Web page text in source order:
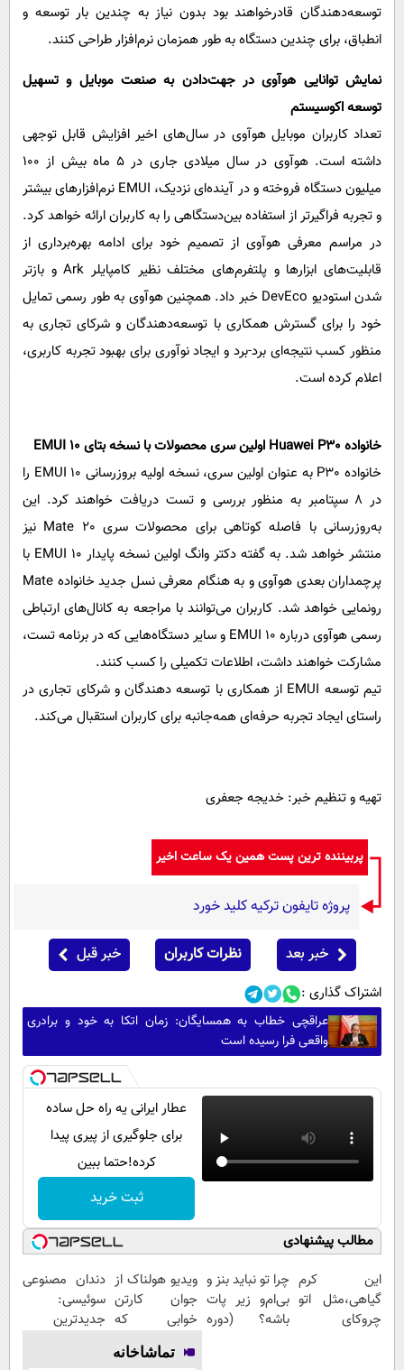
توسعه‌دهندگان قادرخواهند بود بدون نیاز به چندین بار توسعه و
انطباق، برای چندین دستگاه به طور همزمان نرم‌افزار طراحی کنند.
نمایش توانایی هوآوی در جهت‌دادن به صنعت موبایل و تسهیل
توسعه اکوسیستم
تعداد کاربران موبایل هوآوی در‌ سال‌های اخیر افزایش قابل توجهی
داشته است. هوآوی در سال میلادی جاری در 5 ماه بیش از 100
میلیون دستگاه فروخته و در آینده‌ای نزدیک، EMUI نرم‌افزارهای بیشتر
و تجربه فراگیرتر از استفاده بین‌‌دستگاهی را به کاربران ارائه خواهد کرد.
در مراسم معرفی هوآوی از تصمیم خود برای ادامه بهره‌برداری از
قابلیت‌های ابزارها و پلتفرم‌های مختلف نظیر کامپایلر Ark و بازتر
شدن استودیو DevEco خبر داد. همچنین هوآوی به طور رسمی تمایل
خود را برای گسترش‌ همکاری با توسعه‌دهندگان و شرکای تجاری به
منظور کسب نتیجه‌ای برد-برد و ایجاد نوآوری‌ برای بهبود تجربه کاربری،
اعلام کرده است.
خانواده Huawei P30 اولین سری محصولات با نسخه بتای EMUI 10
خانواده P30 به عنوان اولین سری، نسخه اولیه بروزرسانی EMUI 10 را
در 8 سپتامبر به منظور بررسی و تست دریافت خواهند کرد. این
به‌روزرسانی با فاصله کوتاهی برای محصولات سری Mate 20 نیز
منتشر خواهد شد. به گفته دکتر وانگ اولین نسخه پایدار EMUI 10 با
پرچمداران بعدی هوآوی و به هنگام معرفی نسل جدید خانواده Mate
رونمایی خواهد شد. کاربران می‌توانند با مراجعه به کانال‌های ارتباطی
رسمی هوآوی درباره EMUI 10 و سایر دستگاه‌هایی که در برنامه تست،
مشارکت خواهند داشت، اطلاعات تکمیلی را کسب کنند.
تیم توسعه EMUI از همکاری با توسعه دهندگان و شرکای تجاری در
راستای ایجاد تجربه‌ حرفه‌ای همه‌جانبه برای کاربران استقبال می‌کند.
تهیه و تنظیم خبر: خدیجه جعفری
پربیننده ترین پست همین یک ساعت اخیر
پروژه تایفون ترکیه کلید خورد
خبر بعد نظرات کاربران خبر قبل
اشتراک گذاری :
عراقچی خطاب به همسایگان: زمان اتکا به خود و برادری
واقعی فرا رسیده است
عطار ایرانی یه راه حل ساده
برای جلوگیری از پیری پیدا
کرده!حتما ببین
ثبت خرید
مطالب پیشنهادی
این کرم
گیاهی،مثل اتو
چروکای
چرا تو نباید بنز و
بی‌ام‌و زیر پات
باشه؟ (دوره
ویدیو هولناک از
جوان کارتن
خوابی که
میلیاردر شد.
آموزش رایگان
دندان مصنوعی
سوئیسی:
جدیدترین
تماشاخانه